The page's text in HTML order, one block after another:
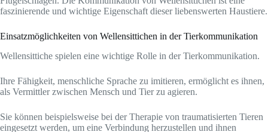
faszinierende und wichtige Eigenschaft dieser liebenswerten Haustiere.
Einsatzmöglichkeiten von Wellensittichen in der Tierkommunikation
Wellensittiche spielen eine wichtige Rolle in der Tierkommunikation.
Ihre Fähigkeit, menschliche Sprache zu imitieren, ermöglicht es ihnen,
als Vermittler zwischen Mensch und Tier zu agieren.
Sie können beispielsweise bei der Therapie von traumatisierten Tieren
eingesetzt werden, um eine Verbindung herzustellen und ihnen